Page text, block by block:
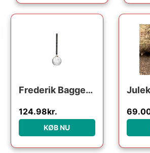
Frederik Bagger Crispy Glass Ball : Erling Christensen Møbler
Den oprindelige pris var:
124.98kr.
Den aktuelle pris er:
KØB NU